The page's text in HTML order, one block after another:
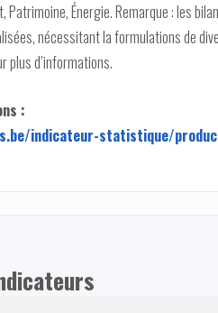
Patrimoine, Énergie. Remarque : les
nécessitant la formulations de
plus d’informations.
:
indicateur-statistique/